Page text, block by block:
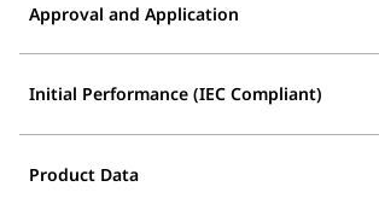
Approval and Application
Initial Performance (IEC Compliant)
Product Data